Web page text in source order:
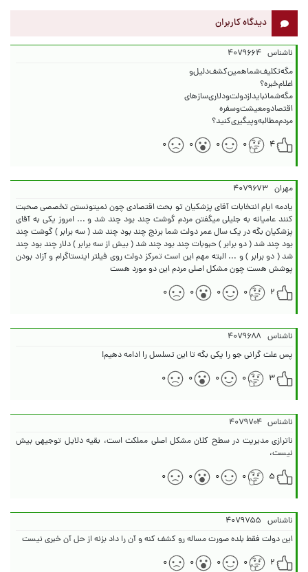
دیدگاه کاربران
ناشناس ۴۰۷۹۶۶۴
مردم‌مطالبه‌وپیگیری‌کنید؟
۴
۰ ۰ ۰ ۰
مهران ۴۰۷۹۶۷۳
یادمه ایام انتخابات آقای پزشکیان تو بحث اقتصادی چون نمیتونستن تخصصی صحبت
کنند عامیانه به جلیلی میگفتن مردم گوشت چند بود چند شد و ... امروز یکی به آقای
پزشکیان بگه در یک سال عمر دولت شما برنج چند بود چند شد ( سه برابر ) گوشت چند
بود چند شد ( دو برابر ) حبوبات چند بود چند شد ( بیش از سه برابر ) دلار چند بود چند
شد ( دو برابر ) و ... البته مهم این است تمرکز دولت روی فیلتر اینستاگرام و آزاد بودن
پوشش هست چون مشکل اصلی مردم این دو مورد هست
۲
۰ ۰ ۰ ۰
ناشناس ۴۰۷۹۶۸۸
پس علت گرانی جو را یکی بگه تا این تسلسل را ادامه دهیم!
۳
۰ ۰ ۰ ۰
ناشناس ۴۰۷۹۷۰۴
ناترازی مدیریت در سطح کلان مشکل اصلی مملکت است، بقیه دلایل توجیهی بیش
نیست،
۵
۰ ۰ ۰ ۰
ناشناس ۴۰۷۹۷۵۵
این دولت فقط بلده صورت مساله رو کشف کنه و آن را داد بزنه از حل آن خبری نیست
۲
۰ ۰ ۰ ۰